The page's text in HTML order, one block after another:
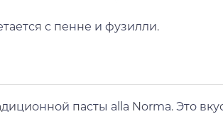
с пенне и фузилли.
пасты alla Norma. Это